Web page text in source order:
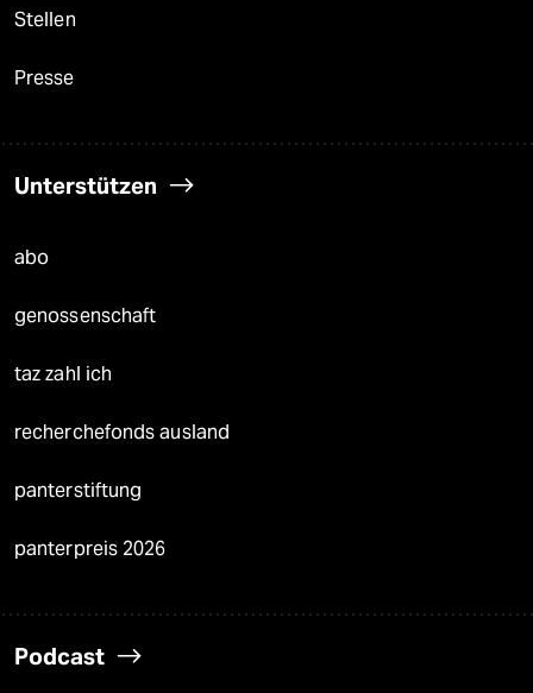
Stellen
Presse
Unterstützen
abo
genossenschaft
taz zahl ich
recherchefonds ausland
panterstiftung
panterpreis 2026
Podcast